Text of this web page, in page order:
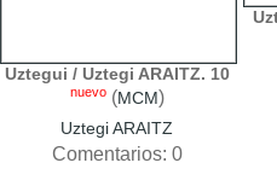
Uztegui / Uztegi ARAITZ. 10
nuevo (MCM)
Uztegi ARAITZ
Comentarios: 0